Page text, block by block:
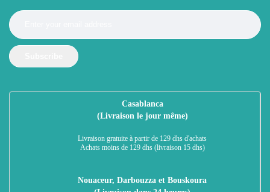
Casablanca
(Livraison le jour même)
Livraison gratuite à partir de 129 dhs d'achats
Achats moins de 129 dhs (livraison 15 dhs)
Nouaceur, Darbouzza et Bouskoura